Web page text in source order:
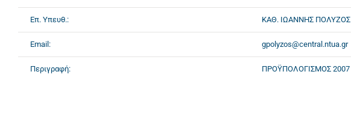
Επ. Υπευθ.: ΚΑΘ. ΙΩΑΝΝΗΣ ΠΟΛΥΖΟΣ
Email: gpolyzos@central.ntua.gr
Περιγραφή: ΠΡΟΫΠΟΛΟΓΙΣΜΟΣ 2007